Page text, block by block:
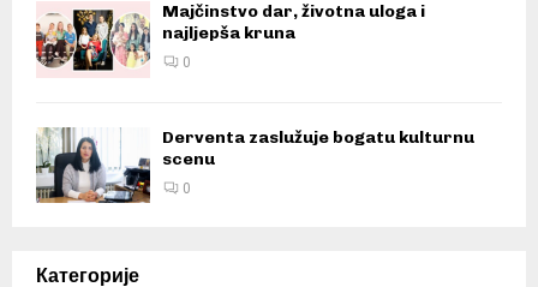
Majčinstvo dar, životna uloga i
najljepša kruna
0
Derventa zaslužuje bogatu kulturnu
scenu
0
Категорије